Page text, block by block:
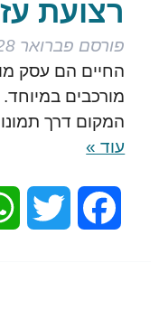
רצועת
פורסם פברואר 28, 2023
החיים הם עסק
מורכבים
המקום דרך
עוד »
Facebook